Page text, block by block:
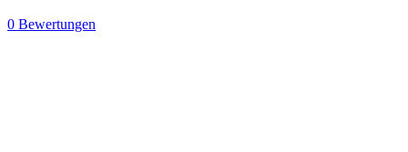
0 Bewertungen